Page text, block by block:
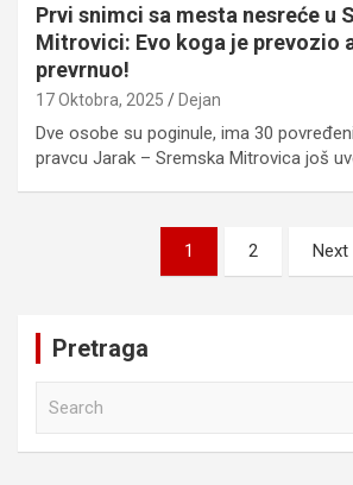
Prvi snimci sa mesta nesreće u
Mitrovici: Evo koga je prevozio
prevrnuo!
17 Oktobra, 2025 Dejan
Dve osobe su poginule, ima 30
pravcu Jarak – Sremska Mitrovica još
1 2 Next
Pretraga